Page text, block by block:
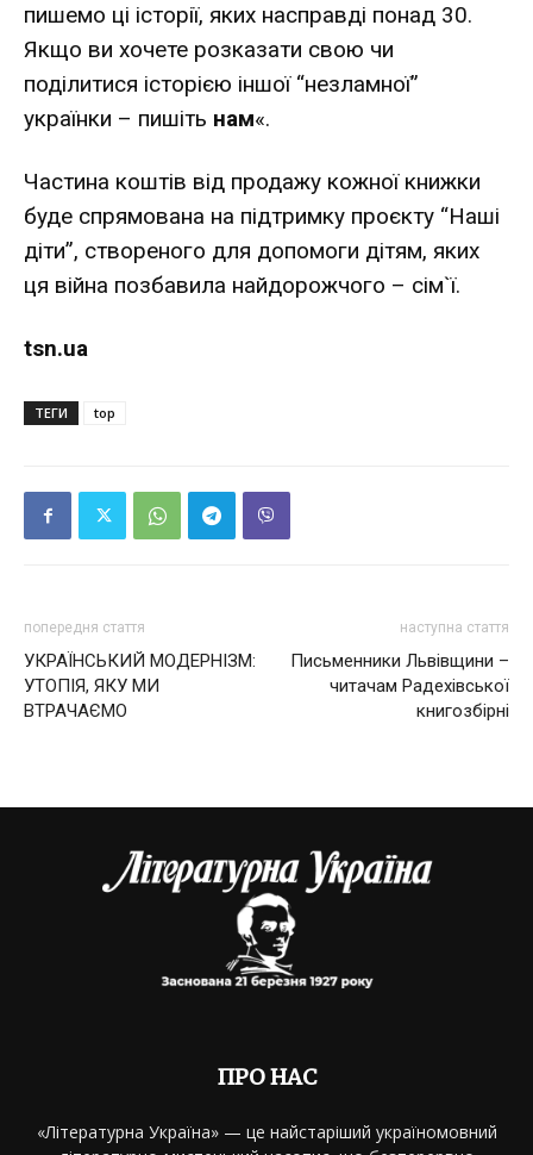
пишемо ці історії, яких насправді понад 30.
Якщо ви хочете розказати свою чи
поділитися історією іншої “незламної”
українки – пишіть нам«.
Частина коштів від продажу кожної книжки
буде спрямована на підтримку проєкту “Наші
діти”, створеного для допомоги дітям, яких
ця війна позбавила найдорожчого – сім`ї.
tsn.ua
ТЕГИ top
попередня стаття
УКРАЇНСЬКИЙ МОДЕРНІЗМ:
УТОПІЯ, ЯКУ МИ
ВТРАЧАЄМО
наступна стаття
Письменники Львівщини –
читачам Радехівської
книгозбірні
ПРО НАС
«Літературна Україна» — це найстаріший україномовний